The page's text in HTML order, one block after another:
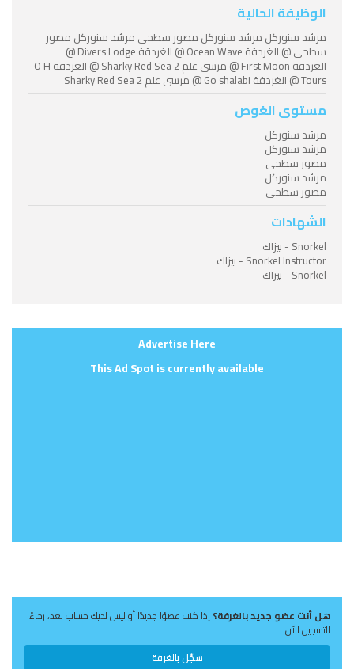
الوظيفة الحالية
مرشد سنوركل مرشد سنوركل مصور سطحى مرشد سنوركل مصور
سطحى @ الغردقة Ocean Wave @ الغردقة Divers Lodge @
الغردقة First Moon @ مرسى علم Sharky Red Sea 2 @ الغردقة O H
Tours @ الغردقة Go shalabi @ مرسى علم Sharky Red Sea 2
مستوى الغوص
مرشد سنوركل
مرشد سنوركل
مصور سطحى
مرشد سنوركل
مصور سطحى
الشهادات
Snorkel - بيزاك
Snorkel Instructor - بيزاك
Snorkel - بيزاك
Advertise Here
This Ad Spot is currently available
هل أنت عضو جديد بالغرفة؟إذا كنت عضوًا جديدًا أو ليس لديك حساب بعد، رجاءً
التسجيل الآن!
سجّل بالغرفة